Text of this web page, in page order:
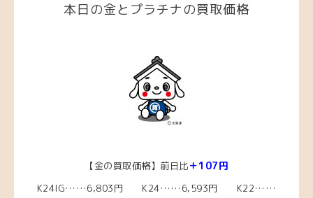
本日の金とプラチナの買取価格
【金の買取価格】前日比＋107円
K24IG……6,803円 K24……6,593円 K22……